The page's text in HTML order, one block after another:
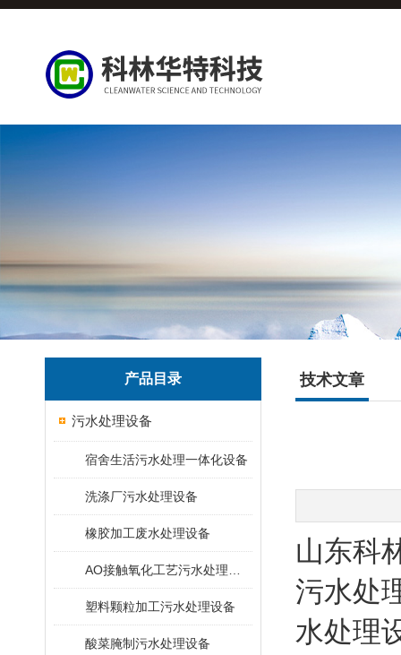
产品目录
污水处理设备
宿舍生活污水处理一体化设备
洗涤厂污水处理设备
橡胶加工废水处理设备
塑料颗粒加工污水处理设备
酸菜腌制污水处理设备
技术文章
山东科
污水处
水处理